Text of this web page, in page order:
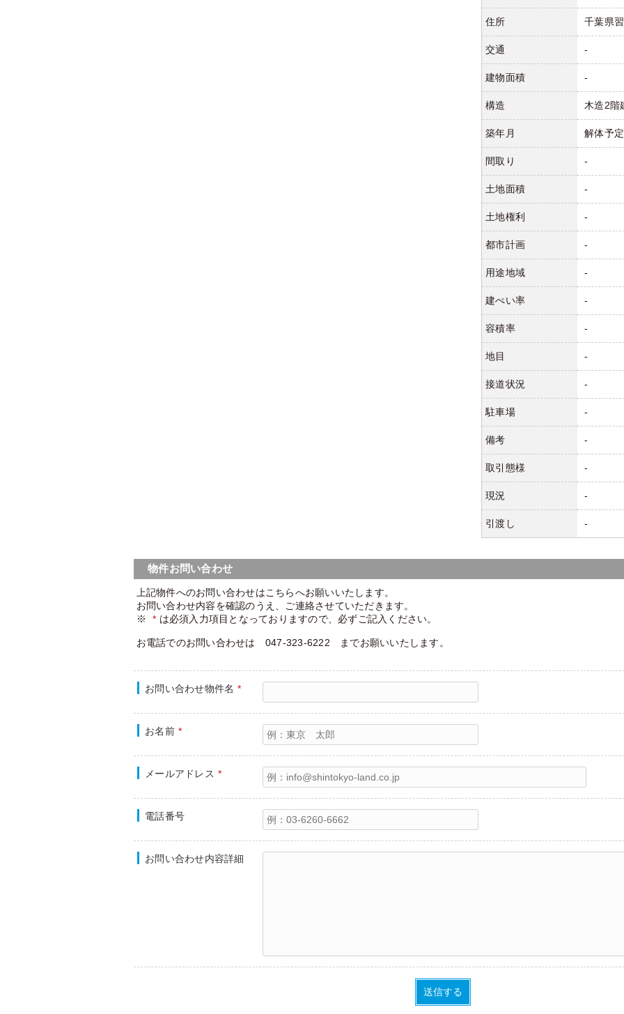
住所 千葉県
交通 -
建物面積 -
構造 木造2階
築年月 解体予定
間取り -
土地面積 -
土地権利 -
都市計画 -
用途地域 -
建ぺい率 -
容積率 -
地目 -
接道状況 -
駐車場 -
備考 -
取引態様 -
現況 -
引渡し -
物件お問い合わせ
上記物件へのお問い合わせはこちらへお願いいたします。
お問い合わせ内容を確認のうえ、ご連絡させていただきます。
※
* は必須入力項目となっておりますので、必ずご記入ください。
お電話でのお問い合わせは 047-323-6222 までお願いいたします。
お問い合わせ物件名 *
お名前 *
メールアドレス *
電話番号
お問い合わせ内容詳細